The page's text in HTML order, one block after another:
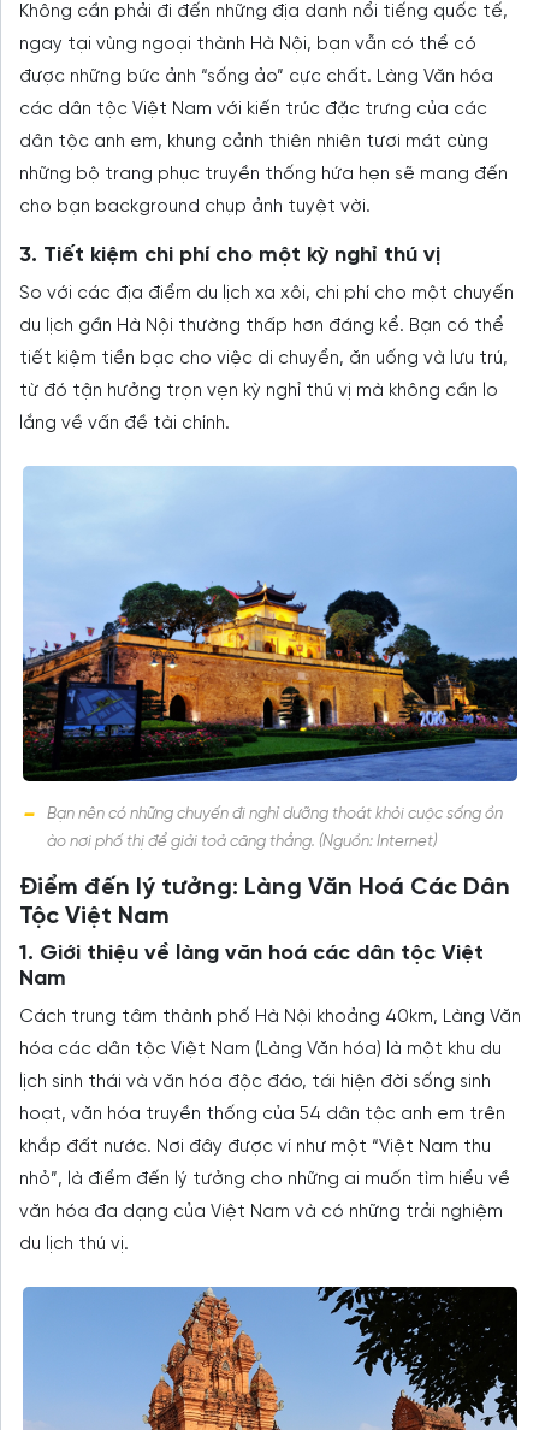
Không cần phải đi đến những địa danh nổi tiếng quốc tế,
ngay tại vùng ngoại thành Hà Nội, bạn vẫn có thể có
được những bức ảnh “sống ảo” cực chất. Làng Văn hóa
các dân tộc Việt Nam với kiến trúc đặc trưng của các
dân tộc anh em, khung cảnh thiên nhiên tươi mát cùng
những bộ trang phục truyền thống hứa hẹn sẽ mang đến
cho bạn background chụp ảnh tuyệt vời.
3. Tiết kiệm chi phí cho một kỳ nghỉ thú vị
So với các địa điểm du lịch xa xôi, chi phí cho một chuyến
du lịch gần Hà Nội thường thấp hơn đáng kể. Bạn có thể
tiết kiệm tiền bạc cho việc di chuyển, ăn uống và lưu trú,
từ đó tận hưởng trọn vẹn kỳ nghỉ thú vị mà không cần lo
lắng về vấn đề tài chính.
Bạn nên có những chuyến đi nghỉ dưỡng thoát khỏi cuộc sống ồn
ào nơi phố thị để giải toả căng thẳng. (Nguồn: Internet)
Điểm đến lý tưởng: Làng Văn Hoá Các Dân
Tộc Việt Nam
1. Giới thiệu về làng văn hoá các dân tộc Việt
Nam
Cách trung tâm thành phố Hà Nội khoảng 40km, Làng Văn
hóa các dân tộc Việt Nam (Làng Văn hóa) là một khu du
lịch sinh thái và văn hóa độc đáo, tái hiện đời sống sinh
hoạt, văn hóa truyền thống của 54 dân tộc anh em trên
khắp đất nước. Nơi đây được ví như một “Việt Nam thu
nhỏ”, là điểm đến lý tưởng cho những ai muốn tìm hiểu về
văn hóa đa dạng của Việt Nam và có những trải nghiệm
du lịch thú vị.